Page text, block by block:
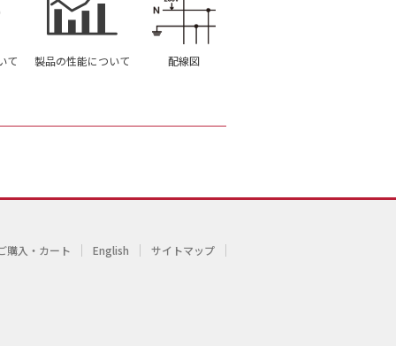
て 製品の性能について 配線図
購入・カート English サイトマップ